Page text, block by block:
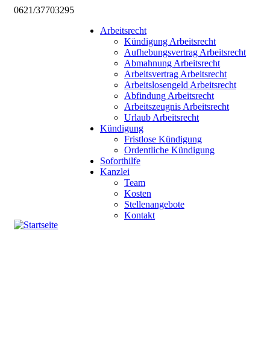
0621/37703295
Arbeitsrecht
Kündigung Arbeitsrecht
Aufhebungsvertrag Arbeitsrecht
Abmahnung Arbeitsrecht
Arbeitsvertrag Arbeitsrecht
Arbeitslosengeld Arbeitsrecht
Abfindung Arbeitsrecht
Arbeitszeugnis Arbeitsrecht
Urlaub Arbeitsrecht
Kündigung
Fristlose Kündigung
Ordentliche Kündigung
Soforthilfe
Kanzlei
Team
Kosten
Stellenangebote
Kontakt